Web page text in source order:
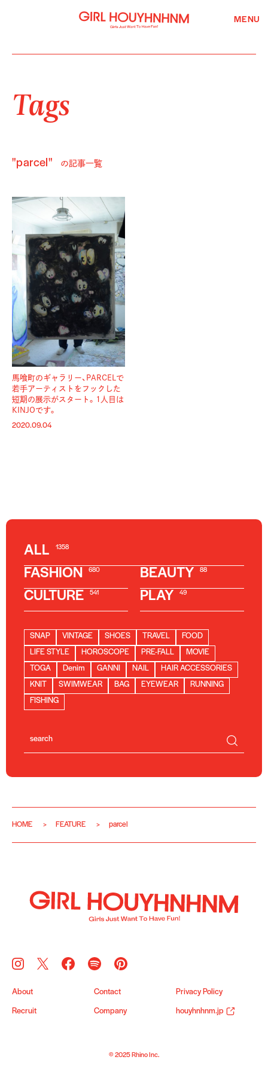
MENU
Tags
"parcel" の記事一覧
馬喰町のギャラリー、PARCELで
若手アーティストをフックした
短期の展示がスタート。1人目は
KINJOです。
2020.09.04
ALL 1358
FASHION 680 BEAUTY 88
CULTURE 541 PLAY 49
SNAP VINTAGE SHOES TRAVEL
FOOD
LIFE STYLE
HOROSCOPE PRE-FALL
MOVIE
TOGA
Denim GANNI NAIL
HAIR ACCESSORIES
KNIT
SWIMWEAR BAG EYEWEAR
RUNNING
FISHING
HOME FEATURE parcel
About Contact Privacy Policy
Recruit Company houyhnhnm.jp
© 2025 Rhino Inc.